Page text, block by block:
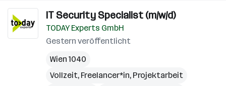
IT Security Specialist (m/w/d)
TODAY Experts GmbH
Gestern veröffentlicht
Wien 1040
Vollzeit, Freelancer*in, Projektarbeit